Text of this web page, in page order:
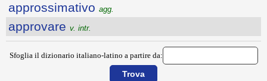
approssimativo agg.
approvare v. intr.
Sfoglia il dizionario italiano-latino a partire da: